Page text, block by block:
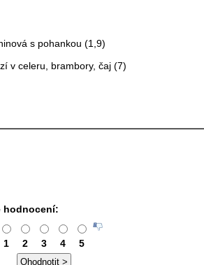
s pohankou (1,9)
v celeru, brambory, čaj (7)
hodnocení:
1 2 3 4 5